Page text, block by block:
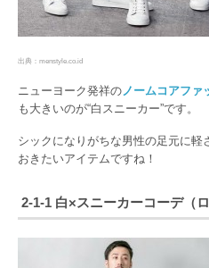
出典：menstyle.co.id
ニューヨーク発祥のノームコアファ
も大きいのが“白スニーカー”です。
シックになりがちな男性の足元に軽
おきたいアイテムですね！
2-1-1 白×スニーカーコーデ（ロ